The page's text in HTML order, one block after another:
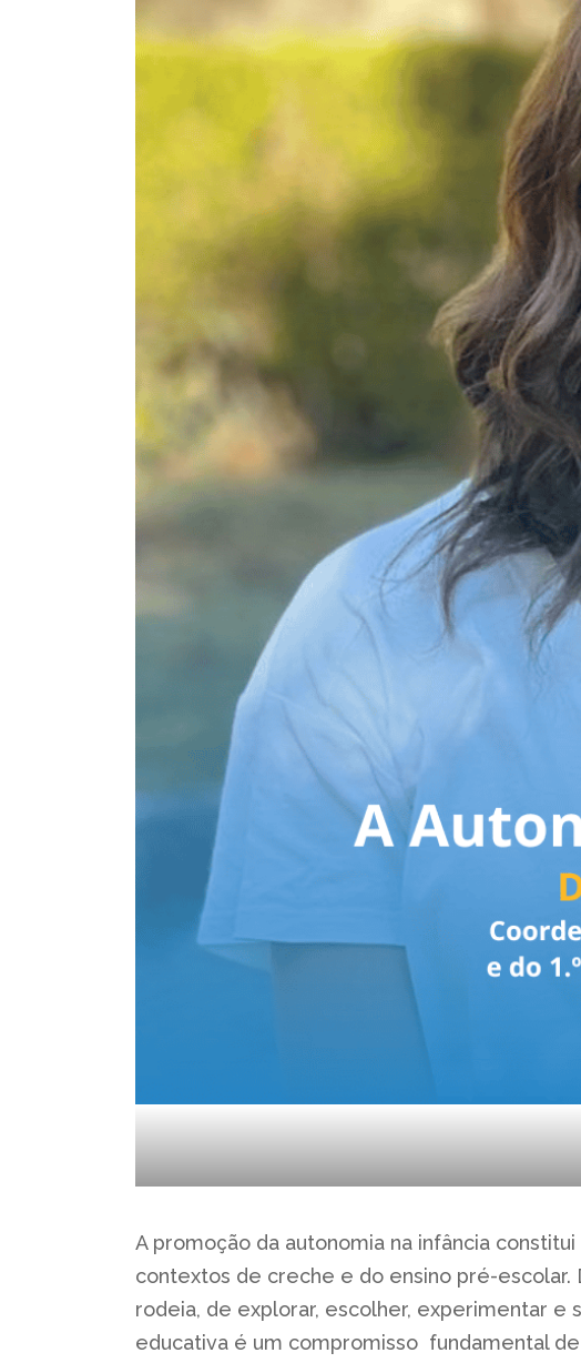
A promoção da autonomia na infância
contextos de creche e do ensino pré-
rodeia, de explorar, escolher, experimentar
educativa é um compromisso fundamental